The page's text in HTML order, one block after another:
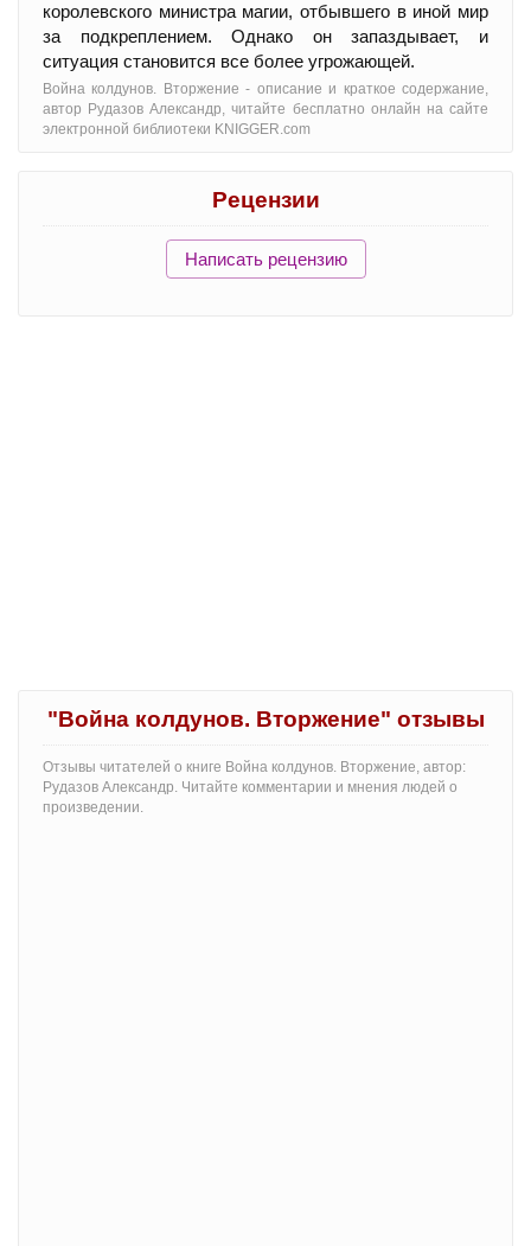
королевского министра магии, отбывшего в иной мир
за подкреплением. Однако он запаздывает, и
ситуация становится все более угрожающей.
Война колдунов. Вторжение - oписание и краткое содержание,
автор Рудазов Александр, читайте бесплатно онлайн на сайте
электронной библиотеки KNIGGER.com
Рецензии
Написать рецензию
"Война колдунов. Вторжение" отзывы
Отзывы читателей о книге Война колдунов. Вторжение, автор:
Рудазов Александр. Читайте комментарии и мнения людей о
произведении.